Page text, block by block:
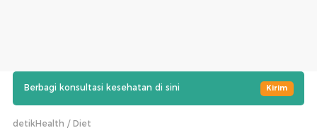
Berbagi konsultasi kesehatan di sini Kirim
detikHealth Diet